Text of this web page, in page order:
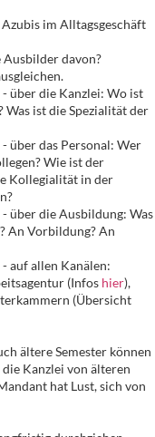
im Alltagsgeschäft
davon?
über die Kanzlei: Wo ist
ist die Spezialität der
über das Personal: Wer
Wie ist der
Kollegialität in der
über die Ausbildung: Was
An Vorbildung? An
auf allen Kanälen:
(Infos hier),
(Übersicht
ältere Semester können
Kanzlei von älteren
hat Lust, sich von